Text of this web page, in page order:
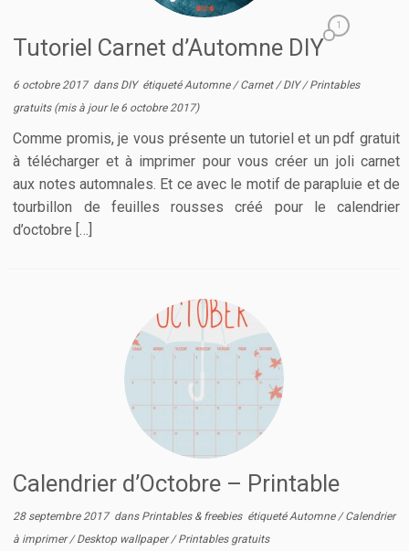
Tutoriel Carnet d’Automne DIY
1
6 octobre 2017dans DIY étiqueté Automne /Carnet /DIY/Printables
gratuits (mis à jour le 6 octobre 2017)
Comme promis, je vous présente un tutoriel et un pdf gratuit
à télécharger et à imprimer pour vous créer un joli carnet
aux notes automnales. Et ce avec le motif de parapluie et de
tourbillon de feuilles rousses créé pour le calendrier
d’octobre […]
Calendrier d’Octobre – Printable
28 septembre 2017dans Printables & freebies étiqueté Automne /Calendrier
à imprimer/Desktop wallpaper/Printables gratuits